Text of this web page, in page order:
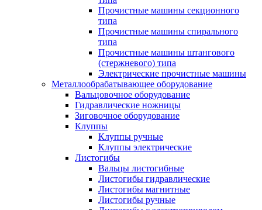
Прочистные машины секционного
типа
Прочистные машины спирального
типа
Прочистные машины штангового
(стержневого) типа
Электрические прочистные машины
Металлообрабатывающее оборудование
Вальцовочное оборудование
Гидравлические ножницы
Зиговочное оборудование
Клуппы
Клуппы ручные
Клуппы электрические
Листогибы
Вальцы листогибные
Листогибы гидравлические
Листогибы магнитные
Листогибы ручные